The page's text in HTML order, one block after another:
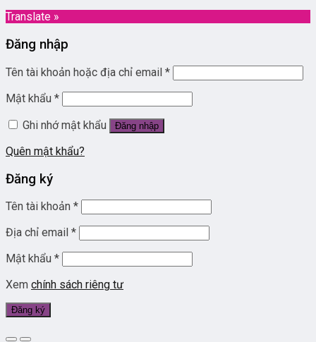
Translate »
Đăng nhập
Tên tài khoản hoặc địa chỉ email *
Mật khẩu *
Ghi nhớ mật khẩu
Đăng nhập
Quên mật khẩu?
Đăng ký
Tên tài khoản *
Địa chỉ email *
Mật khẩu *
Xem chính sách riêng tư
Đăng ký